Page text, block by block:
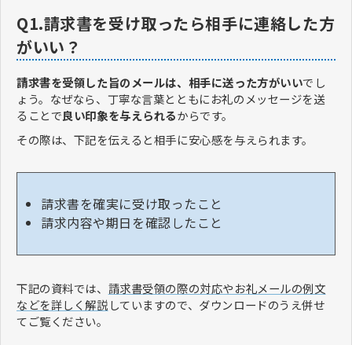
Q1.請求書を受け取ったら相手に連絡した方
がいい？
請求書を受領した旨のメールは、相手に送った方がいいでし
ょう。なぜなら、丁寧な言葉とともにお礼のメッセージを送
ることで良い印象を与えられるからです。
その際は、下記を伝えると相手に安心感を与えられます。
請求書を確実に受け取ったこと
請求内容や期日を確認したこと
下記の資料では、 請求書受領の際の対応やお礼メールの例文
などを詳しく解説していますので、ダウンロードのうえ併せ
てご覧ください。